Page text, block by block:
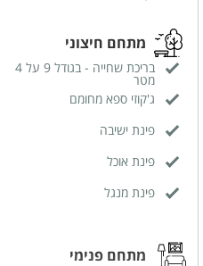
מתחם חיצוני
בריכת שחייה - בגודל 9 על 4
מטר
ג'קוזי ספא מחומם
פינת ישיבה
פינת אוכל
פינת מנגל
מתחם פנימי